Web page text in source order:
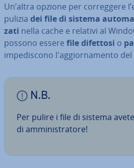
Un’altra opzione per cor­reg­ge­re
pulizia dei file di sistema
za­ti nella cache e relativi al
possono essere file difettosi o
im­pe­di­sco­no l'ag­gior­na­men­to
N.B.
Per pulire i file di sistema
di am­mi­ni­stra­to­re!